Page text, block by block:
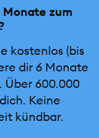
Monate zum
kostenlos (bis
dir 6 Monate
600.000
Keine
kündbar.